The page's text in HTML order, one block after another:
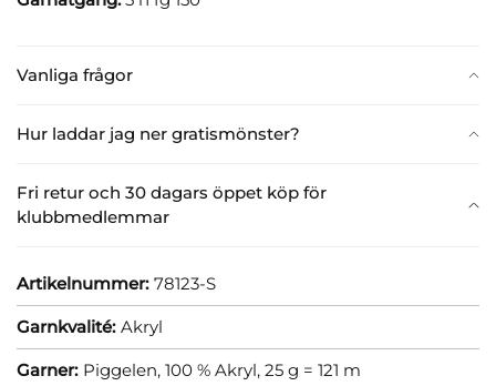
Vanliga frågor
Hur laddar jag ner gratismönster?
Fri retur och 30 dagars öppet köp för
klubbmedlemmar
Artikelnummer: 78123-S
Garnkvalité: Akryl
Garner: Piggelen, 100 % Akryl, 25 g = 121 m